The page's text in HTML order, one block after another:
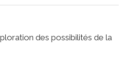
des possibilités de la